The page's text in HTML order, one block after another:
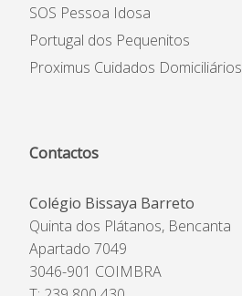
SOS Pessoa Idosa
Portugal dos Pequenitos
Proximus Cuidados Domiciliários
Contactos
Colégio Bissaya Barreto
Quinta dos Plátanos, Bencanta
Apartado 7049
3046-901 COIMBRA